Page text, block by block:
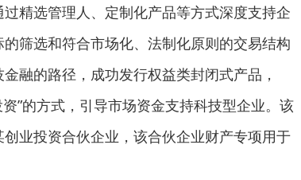
精选管理人、定制化产品等方式深度支持企
筛选和符合市场化、法制化原则的交易结构
融的路径，成功发行权益类封闭式产品，
”的方式，引导市场资金支持科技型企业。该
业投资合伙企业，该合伙企业财产专项用于